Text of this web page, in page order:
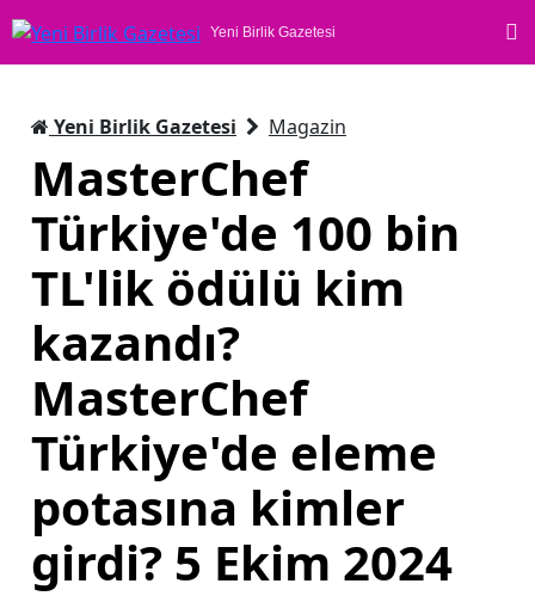
Yeni Birlik Gazetesi
Yeni Birlik Gazetesi Magazin
MasterChef
Türkiye'de 100 bin
TL'lik ödülü kim
kazandı?
MasterChef
Türkiye'de eleme
potasına kimler
girdi? 5 Ekim 2024